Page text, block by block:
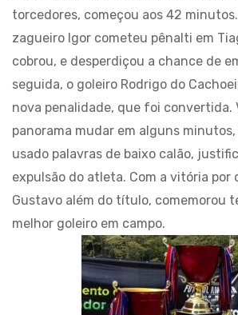
torcedores, começou aos 42
zagueiro Igor cometeu pênalti em
cobrou, e desperdiçou a chance de
seguida, o goleiro Rodrigo do
nova penalidade, que foi convertida.
panorama mudar em alguns
usado palavras de baixo calão,
expulsão do atleta. Com a vitória por
Gustavo além do título, comemorou
melhor goleiro em campo.